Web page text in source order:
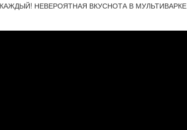
НЕВЕРОЯТНАЯ ВКУСНОТА В МУЛЬТИВАРКЕ